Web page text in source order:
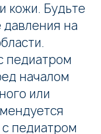
кожи. Будьте
давления на
педиатром
началом
или
педиатром